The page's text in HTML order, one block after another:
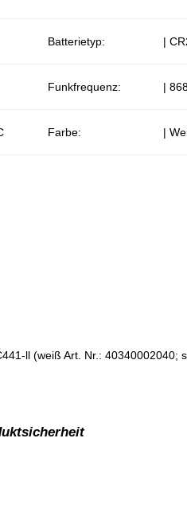
Batterietyp: |
Funkfrequenz: |
Farbe: |
ll (weiß Art. Nr.: 40340002040;